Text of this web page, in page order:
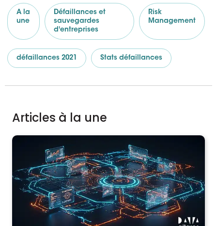
A la
une
Défaillances et
sauvegardes
d'entreprises
Risk
Management
défaillances 2021 Stats défaillances
Articles à la une